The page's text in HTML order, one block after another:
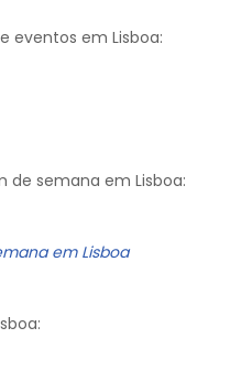
eventos em Lisboa:
de semana em Lisboa:
em Lisboa